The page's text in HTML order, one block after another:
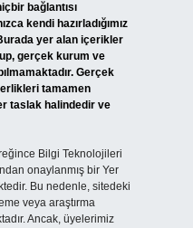
bağlantısı
kendi hazırladığımız
yer alan içerikler
gerçek kurum ve
Gerçek
tamamen
taslak halindedir ve
Bilgi Teknolojileri
onaylanmış bir Yer
Bu nedenle, sitedeki
veya araştırma
Ancak, üyelerimiz